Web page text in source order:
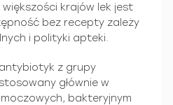
krajów lek jest
bez recepty zależy
i polityki apteki.
z grupy
głównie w
bakteryjnym